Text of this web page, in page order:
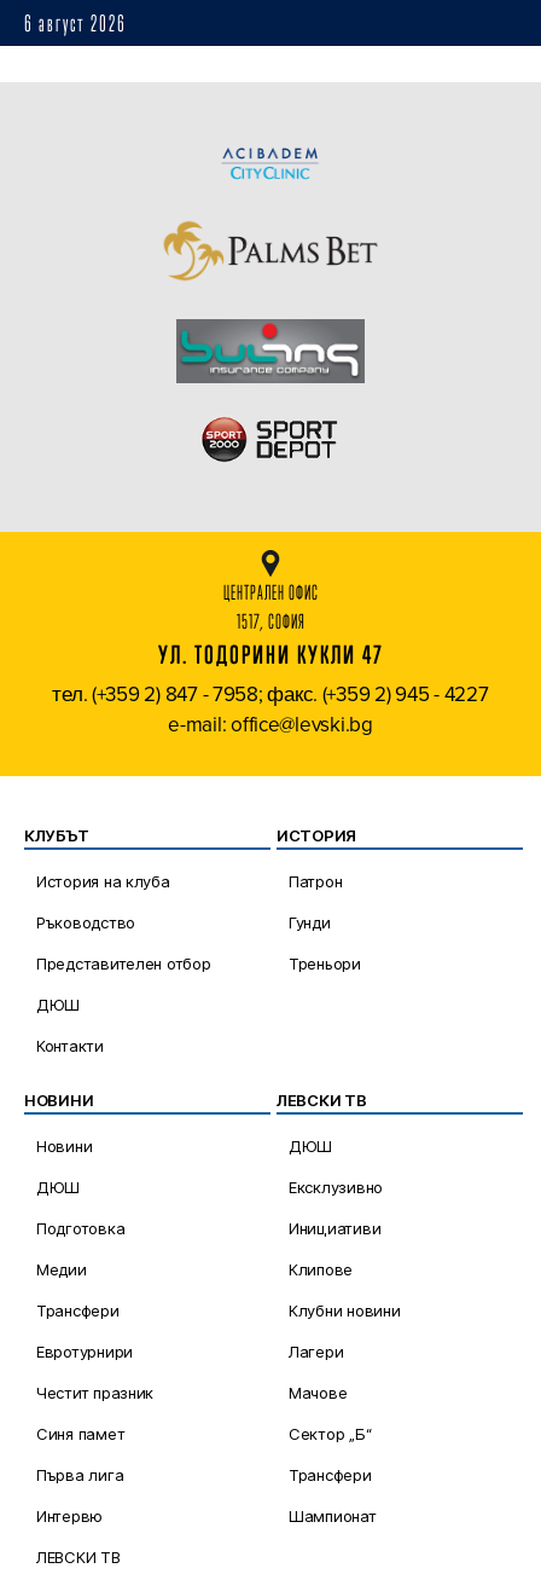
6 август 2026
ЦЕНТРАЛЕН ОФИС
1517, СОФИЯ
УЛ. ТОДОРИНИ КУКЛИ 47
тел. (+359 2) 847 - 7958; факс. (+359 2) 945 - 4227
e-mail: office@levski.bg
КЛУБЪТ
История на клуба
Ръководство
Представителен отбор
ДЮШ
Контакти
ИСТОРИЯ
Патрон
Гунди
Треньори
НОВИНИ
Новини
ДЮШ
Подготовка
Медии
Трансфери
Евротурнири
Честит празник
Синя памет
Първа лига
Интервю
ЛЕВСКИ ТВ
ЛЕВСКИ ТВ
ДЮШ
Ексклузивно
Инициативи
Клипове
Клубни новини
Лагери
Мачове
Сектор „Б“
Трансфери
Шампионат